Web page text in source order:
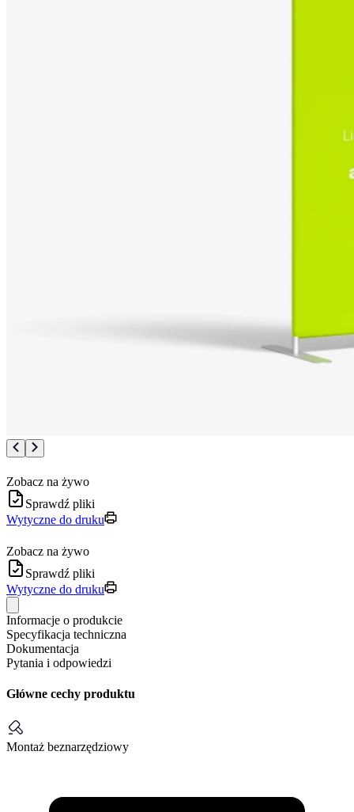
Zobacz na żywo
Sprawdź pliki
Wytyczne do druku
Zobacz na żywo
Sprawdź pliki
Wytyczne do druku
Informacje o produkcie
Specyfikacja techniczna
Dokumentacja
Pytania i odpowiedzi
Główne cechy produktu
Montaż beznarzędziowy